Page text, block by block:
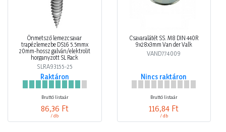
Önmetsző lemezcsavar
trapézlemezbe DS16 5.5mmx
20mm-hossz galván/elektrolit
horganyzott SL Rack
SLRA93155-25
Raktáron
Bruttó listaár
86,36 Ft
/ db
Csavaralátét SS. M8 DIN 440R
9x28x3mm Van der Valk
VAND774009
Nincs raktáron
Bruttó listaár
116,84 Ft
/ db